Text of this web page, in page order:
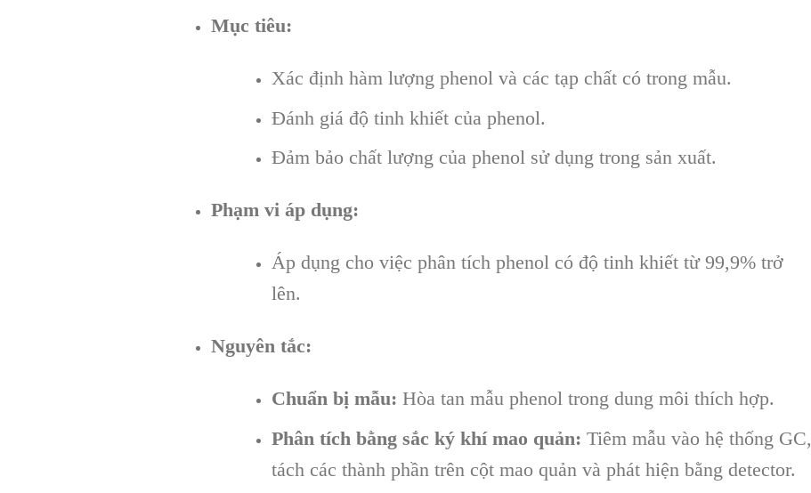
Mục tiêu:
Xác định hàm lượng phenol và các tạp chất có trong mẫu.
Đánh giá độ tinh khiết của phenol.
Đảm bảo chất lượng của phenol sử dụng trong sản xuất.
Phạm vi áp dụng:
Áp dụng cho việc phân tích phenol có độ tinh khiết từ 99,9% trở
lên.
Nguyên tắc:
Chuẩn bị mẫu: Hòa tan mẫu phenol trong dung môi thích hợp.
Phân tích bằng sắc ký khí mao quản: Tiêm mẫu vào hệ thống GC,
tách các thành phần trên cột mao quản và phát hiện bằng detector.